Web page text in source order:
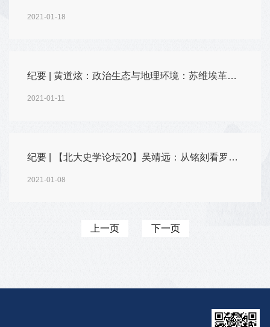
2021-01-18
纪要 | 黄道炫：政治生态与地理环境：苏维埃革命的兴起
2021-01-11
纪要 | 【北大史学论坛20】吴靖远：从铭刻看罗马帝国时期马其顿共同体的区域性
2021-01-08
上一页 下一页